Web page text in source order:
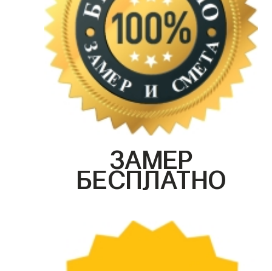
ЗАМЕР
БЕСПЛАТНО